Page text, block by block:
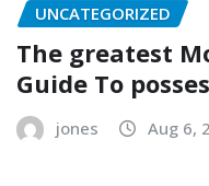
UNCATEGORIZED
The greatest
Guide To
jones Aug 6,